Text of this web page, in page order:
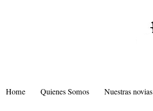
Home Quienes Somos Nuestras novias